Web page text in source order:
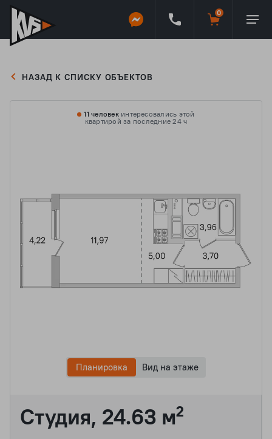
НАЗАД К СПИСКУ ОБЪЕКТОВ
Студия, 24.63 м²
11 человекинтересовались этой
квартирой за последние 24 ч
Планировка Вид на этаже